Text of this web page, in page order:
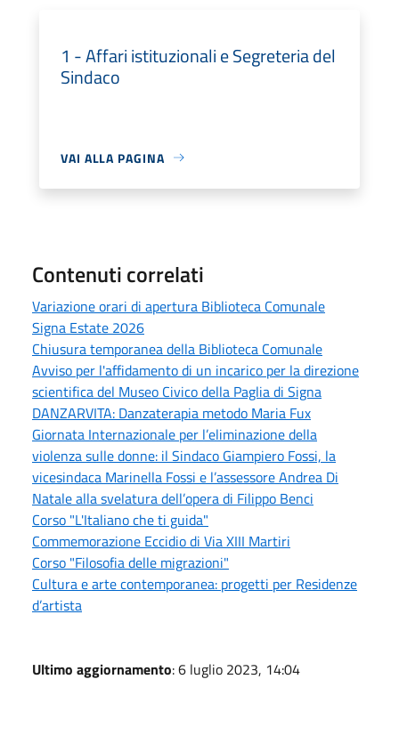
1 - Affari istituzionali e Segreteria del
Sindaco
VAI ALLA PAGINA
Contenuti correlati
Variazione orari di apertura Biblioteca Comunale
Signa Estate 2026
Chiusura temporanea della Biblioteca Comunale
Avviso per l'affidamento di un incarico per la direzione
scientifica del Museo Civico della Paglia di Signa
DANZARVITA: Danzaterapia metodo Maria Fux
Giornata Internazionale per l’eliminazione della
violenza sulle donne: il Sindaco Giampiero Fossi, la
vicesindaca Marinella Fossi e l’assessore Andrea Di
Natale alla svelatura dell’opera di Filippo Benci
Corso "L'Italiano che ti guida"
Commemorazione Eccidio di Via XIII Martiri
Corso "Filosofia delle migrazioni"
Cultura e arte contemporanea: progetti per Residenze
d’artista
Ultimo aggiornamento: 6 luglio 2023, 14:04